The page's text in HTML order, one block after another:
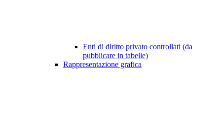
Enti di diritto privato controllati (da
pubblicare in tabelle)
Rappresentazione grafica